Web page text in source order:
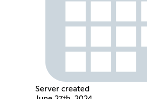
Server created